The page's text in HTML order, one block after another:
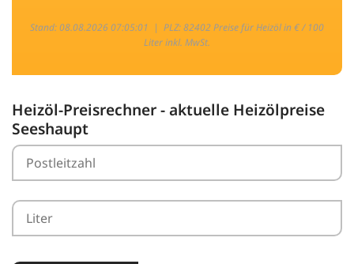
Stand: 08.08.2026 07:05:01 | PLZ: 82402 Preise für Heizöl in € / 100
Liter inkl. MwSt.
Heizöl-Preisrechner - aktuelle Heizölpreise
Seeshaupt